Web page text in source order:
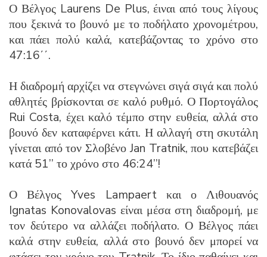
Ο Βέλγος Laurens De Plus, έιναι από τους λίγους
που ξεκινά το βουνό με το ποδήλατο χρονομέτρου,
και πάει πολύ καλά, κατεβάζοντας το χρόνο στο
47:16΄΄.
Η διαδρομή αρχίζει να στεγνώνει σιγά σιγά και πολύ
αθλητές βρίσκονται σε καλό ρυθμό. Ο Πορτογάλος
Rui Costa, έχει καλό τέμπο στην ευθεία, αλλά στο
βουνό δεν καταφέρνει κάτι. Η αλλαγή στη σκυτάλη
γίνεται από τον Σλοβένο Jan Tratnik, που κατεβάζει
κατά 51’’ το χρόνο στο 46:24’’!
Ο Βέλγος Yves Lampaert και ο Λιθουανός
Ignatas Konovalovas είναι μέσα στη διαδρομή, με
τον δεύτερο να αλλάζει ποδήλατο. Ο Βέλγος πάει
καλά στην ευθεία, αλλά στο βουνό δεν μπορεί να